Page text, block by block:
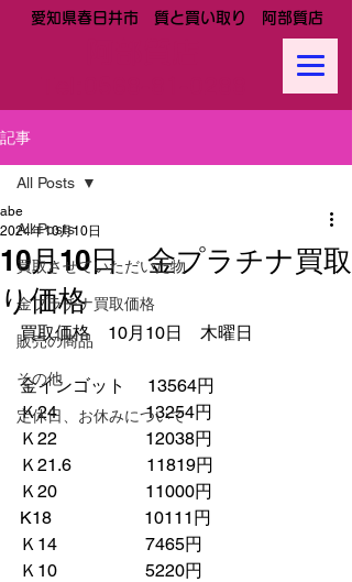
愛知県春日井市 質と買い取り 阿部質店
記事
All Posts
買取させていただいた物
金プラチナ買取価格
販売の商品
その他
定休日、お休みについて
All Posts
10月10日 金プラチナ買取
り価格
abe
2024年10月10日
買取価格　10月10日　木曜日
金インゴット　 13564円
Ｋ24　　　　　13254円
Ｋ22　　　　　12038円
Ｋ21.6　　　　 11819円
Ｋ20　　　　　11000円
K18　　　　　 10111円
Ｋ14　　　　　7465円
Ｋ10　　　　　5220円